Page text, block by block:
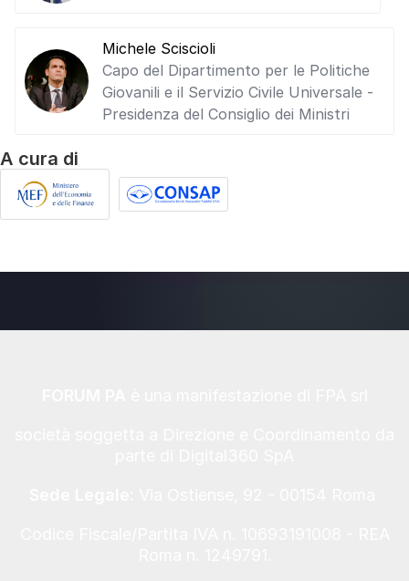
Michele Sciscioli
Capo del Dipartimento per le Politiche
Giovanili e il Servizio Civile Universale -
Presidenza del Consiglio dei Ministri
A cura di